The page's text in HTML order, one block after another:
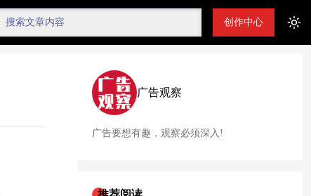
创作中心
广告观察
广告要想有趣，观察必须深入!